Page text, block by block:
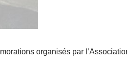
organisés par